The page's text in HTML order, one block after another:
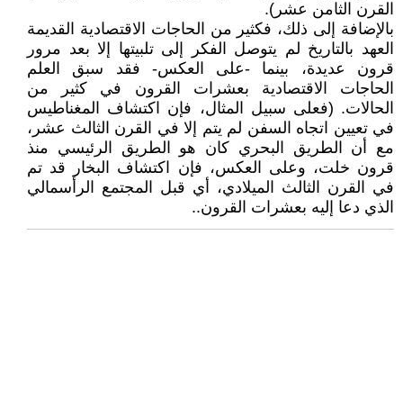
القرن الثامن عشر).
بالإضافة إلى ذلك، فكثير من الحاجات الاقتصادية القديمة
العهد بالتاريخ لم يتوصل الفكر إلى تلبيتها إلا بعد مرور
قرون عديدة، بينما -على العكس- فقد سبق العلم
الحاجات الاقتصادية بعشرات القرون في كثير من
الحالات. (فعلى سبيل المثال، فإن اكتشاف المغناطيس
في تعيين اتجاه السفن لم يتم إلا في القرن الثالث عشر،
مع أن الطريق البحري كان هو الطريق الرئيسي منذ
قرون خلت، وعلى العكس، فإن اكتشاف البخار قد تم
في القرن الثالث الميلادي، أي قبل المجتمع الرأسمالي
الذي دعا إليه بعشرات القرون..